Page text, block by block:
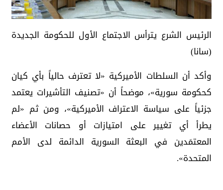
الرئيس الشرع يترأس الاجتماع الأول للحكومة الجديدة
(سانا)
وأكد أن السلطات الأميركية «لا تعترف حالياً بأي كيان
كحكومة سورية»، موضحاً أن «تصنيف التأشيرات يعتمد
جزئياً على سياسة الاعتراف الأميركية»، ومن ثم «لم
يطرأ أي تغيير على امتيازات أو حصانات الأعضاء
المعتمَدين في البعثة السورية الدائمة لدى الأمم
المتحدة».